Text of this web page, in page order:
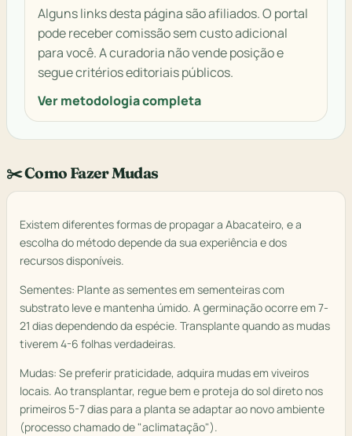
Alguns links desta página são afiliados. O portal
pode receber comissão sem custo adicional
para você. A curadoria não vende posição e
segue critérios editoriais públicos.
Ver metodologia completa
✂️ Como Fazer Mudas
Existem diferentes formas de propagar a Abacateiro, e a
escolha do método depende da sua experiência e dos
recursos disponíveis.
Sementes: Plante as sementes em sementeiras com
substrato leve e mantenha úmido. A germinação ocorre em 7-
21 dias dependendo da espécie. Transplante quando as mudas
tiverem 4-6 folhas verdadeiras.
Mudas: Se preferir praticidade, adquira mudas em viveiros
locais. Ao transplantar, regue bem e proteja do sol direto nos
primeiros 5-7 dias para a planta se adaptar ao novo ambiente
(processo chamado de "aclimatação").